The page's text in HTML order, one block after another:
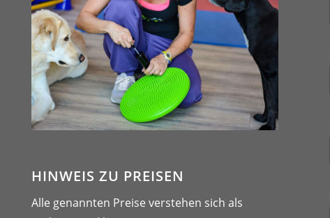
HINWEIS ZU PREISEN
Alle genannten Preise verstehen sich als